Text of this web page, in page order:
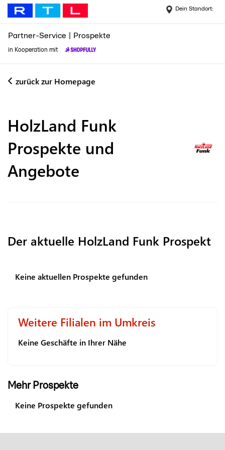
Dein Standort:
Partner-Service Prospekte
in Kooperation mit
zurück zur Homepage
Weitere Filialen im Umkreis
Keine Geschäfte in Ihrer Nähe
HolzLand Funk
Prospekte und
Angebote
Der aktuelle HolzLand Funk Prospekt
Keine aktuellen Prospekte gefunden
Mehr Prospekte
Keine Prospekte gefunden